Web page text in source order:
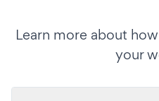
Learn more about
your